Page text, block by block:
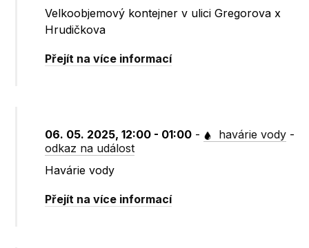
Velkoobjemový kontejner v ulici Gregorova x
Hrudičkova
Přejít na více informací
06. 05. 2025, 12:00 - 01:00 - havárie vody -
odkaz na událost
Havárie vody
Přejít na více informací